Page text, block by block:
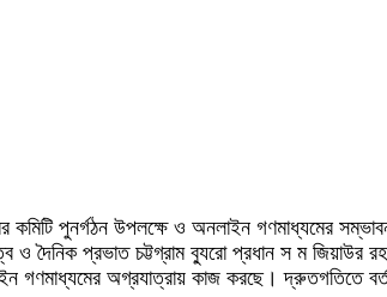
কমিটি পুনর্গঠন উপলক্ষে ও অনলাইন গণমাধ্যমের
দৈনিক প্রভাত চট্টগ্রাম ব্যুরো প্রধান স ম জিয়াউর
গণমাধ্যমের অগ্রযাত্রায় কাজ করছে। দ্রুতগতিতে